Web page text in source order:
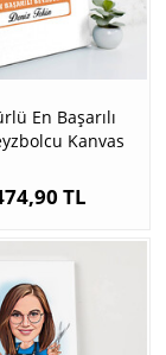
En Başarılı
Kanvas
TL